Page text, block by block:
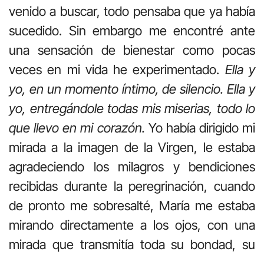
venido a buscar, todo pensaba que ya había
sucedido. Sin embargo me encontré ante
una sensación de bienestar como pocas
veces en mi vida he experimentado. Ella y
yo, en un momento íntimo, de silencio. Ella y
yo, entregándole todas mis miserias, todo lo
que llevo en mi corazón. Yo había dirigido mi
mirada a la imagen de la Virgen, le estaba
agradeciendo los milagros y bendiciones
recibidas durante la peregrinación, cuando
de pronto me sobresalté, María me estaba
mirando directamente a los ojos, con una
mirada que transmitía toda su bondad, su